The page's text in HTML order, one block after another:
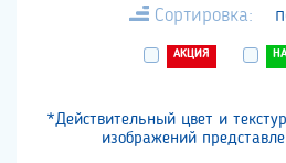
Сортировка:
АКЦИЯ
*Действительный цвет и
изображений